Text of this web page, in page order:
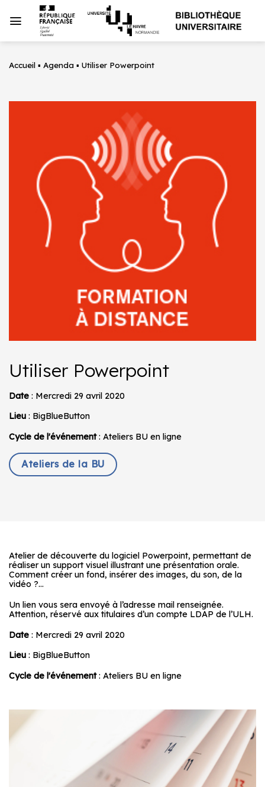
au
Accueil ▪ Agenda ▪ Utiliser Powerpoint
Utiliser Powerpoint
Date : Mercredi 29 avril 2020
Lieu : BigBlueButton
Cycle de l'événement: Ateliers BU en ligne
Ateliers de la BU
Atelier de découverte du logiciel Powerpoint, permettant de
réaliser un support visuel illustrant une présentation orale.
Comment créer un fond, insérer des images, du son, de la
vidéo ?…
Un lien vous sera envoyé à l’adresse mail renseignée.
Attention, réservé aux titulaires d’un compte LDAP de l’ULH.
Date : Mercredi 29 avril 2020
Lieu : BigBlueButton
Cycle de l'événement: Ateliers BU en ligne